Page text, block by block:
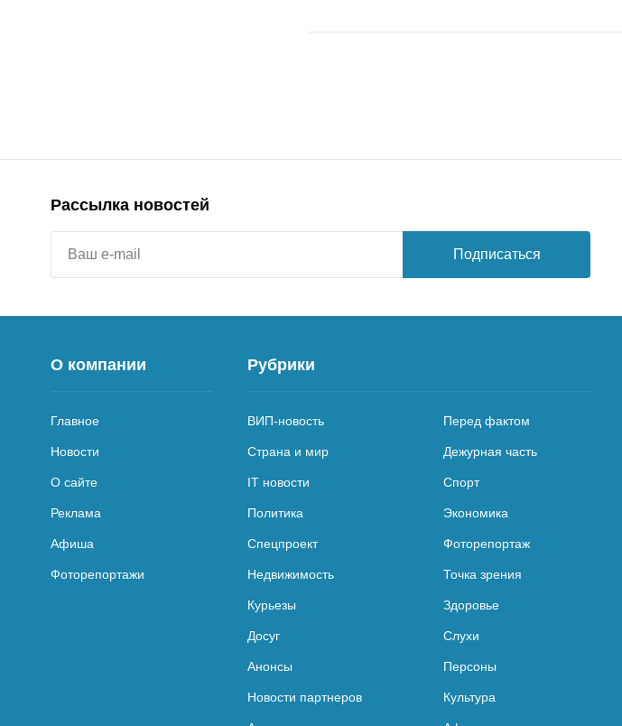
Рассылка новостей
Подписаться
О компании
Главное
Новости
О сайте
Реклама
Афиша
Фоторепортажи
Рубрики
ВИП-новость Перед фактом
Страна и мир Дежурная часть
IT новости Спорт
Политика Экономика
Спецпроект Фоторепортаж
Недвижимость Точка зрения
Курьезы Здоровье
Досуг Слухи
Анонсы Персоны
Новости партнеров Культура